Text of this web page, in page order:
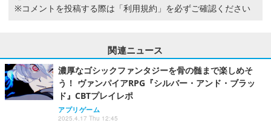
※コメントを投稿する際は 「利用規約」 を必ずご確認ください
関連ニュース
濃厚なゴシックファンタジーを骨の髄まで楽しめそ
う！ ヴァンパイアRPG『シルバー・アンド・ブラッ
ド』CBTプレイレポ
アプリゲーム
2025.4.17 Thu 12:45